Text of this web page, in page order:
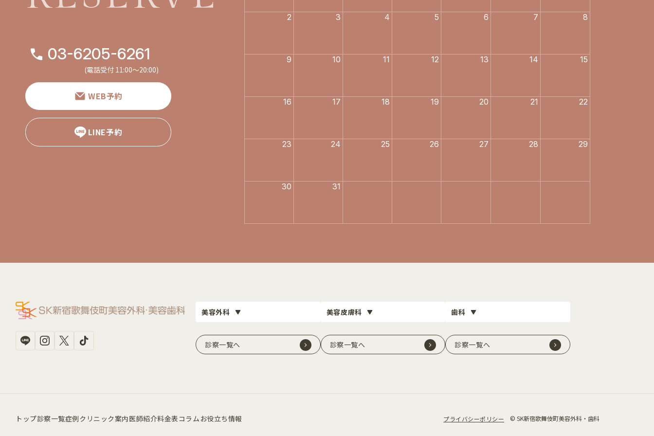
03-6205-6261
(電話受付 11:00〜20:00)
WEB予約
LINE予約
2 3 4 5 6 7 8
9 10 11 12 13 14 15
16 17 18 19 20 21 22
23 24 25 26 27 28 29
30 31
美容外科
診察一覧へ
美容皮膚科
診察一覧へ
歯科
診察一覧へ
トップ診察一覧症例クリニック案内医師紹介料金表コラム お役立ち情報 プライバシーポリシー © SK新宿歌舞伎町美容外科・歯科